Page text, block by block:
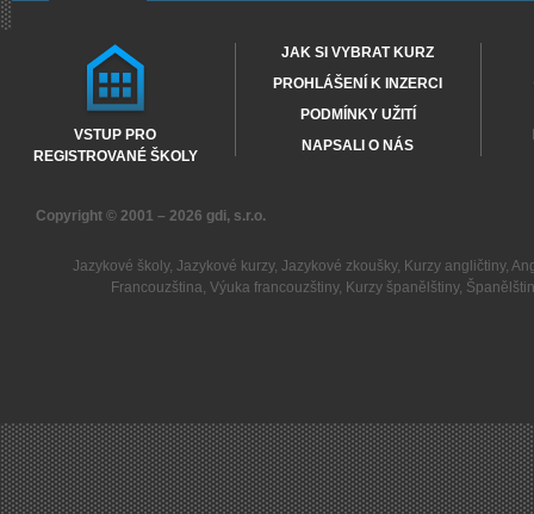
VSTUP PRO
REGISTROVANÉ ŠKOLY
JAK SI VYBRAT KURZ
PROHLÁŠENÍ K INZERCI
PODMÍNKY UŽITÍ
NAPSALI O NÁS
Copyright © 2001 – 2026 gdi, s.r.o.
Jazykové školy, Jazykové kurzy, Jazykové zkoušky, Kurzy angličtiny,
Francouzština,Výuka francouzštiny, Kurzy španělštiny,